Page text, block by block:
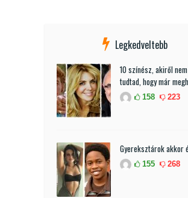
Legkedveltebb
10 színész, akiről
tudtad, hogy már
158 223
Gyereksztárok akkor
155 268